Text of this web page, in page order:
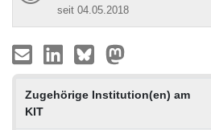
seit 04.05.2018
Zugehörige Institution(en) am
KIT